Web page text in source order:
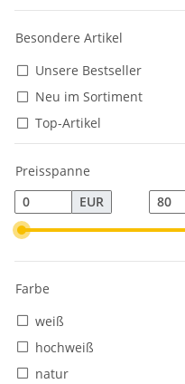
Besondere Artikel
Unsere Bestseller
Neu im Sortiment
Top-Artikel
Preisspanne
EUR
Farbe
weiß
hochweiß
natur